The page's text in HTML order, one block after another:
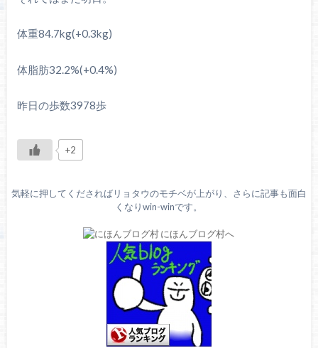
体重84.7kg(+0.3kg)
体脂肪32.2%(+0.4%)
昨日の歩数3978歩
+2
気軽に押してくださればリョタウのモチベが上がり、さらに記事も面白
くなりwin-winです。